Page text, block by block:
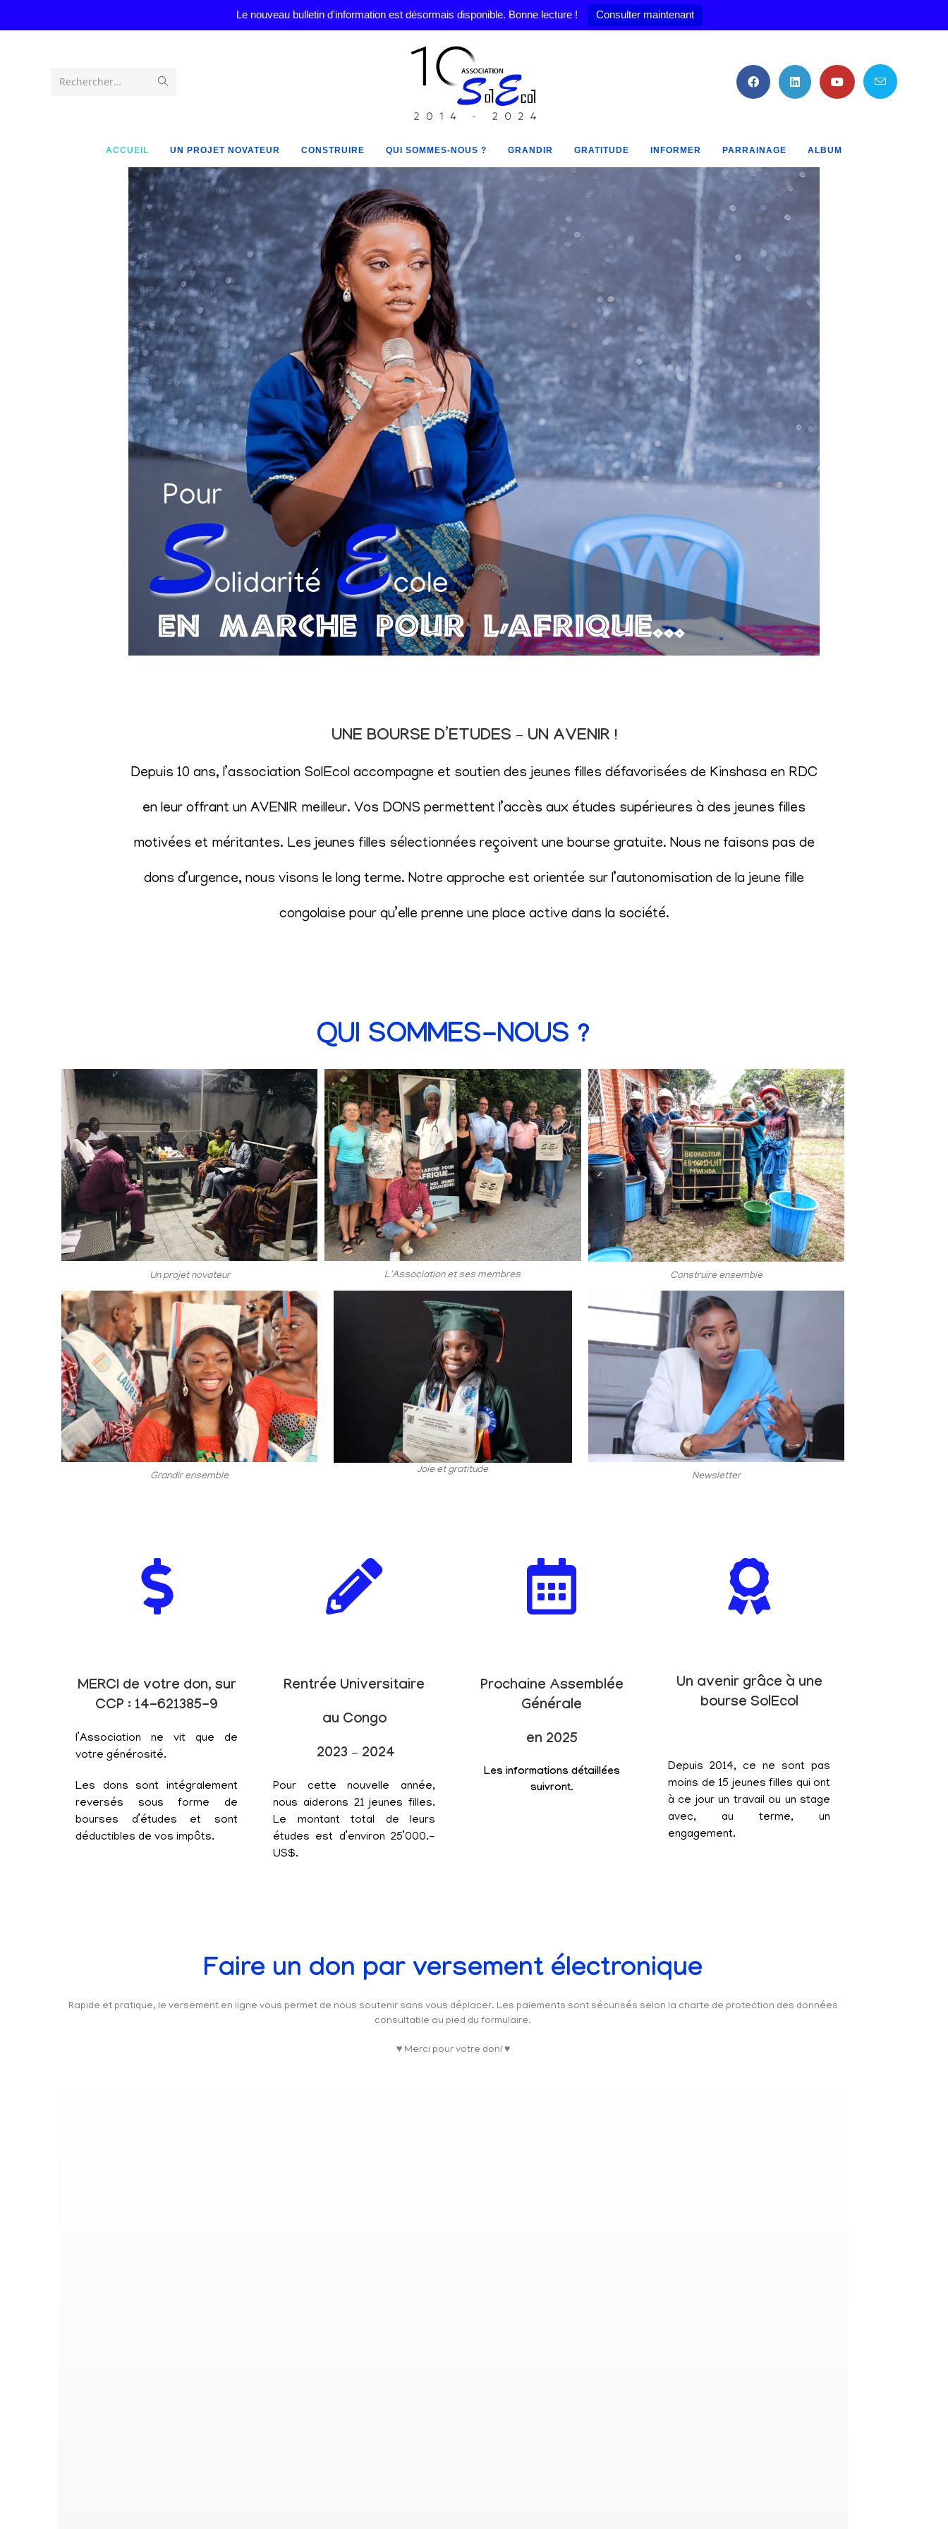
Le nouveau bulletin d'information est désormais disponible. Bonne lecture ! Consulter maintenant
Rechercher…
ACCUEIL UN PROJET NOVATEUR CONSTRUIRE QUI SOMMES-NOUS ? GRANDIR GRATITUDE INFORMER PARRAINAGE ALBUM
UNE BOURSE D’ETUDES – UN AVENIR !
Depuis 10 ans, l’association SolEcol accompagne et soutien des jeunes filles défavorisées de Kinshasa en RDC
en leur offrant un AVENIR meilleur. Vos DONS permettent l’accès aux études supérieures à des jeunes filles
motivées et méritantes. Les jeunes filles sélectionnées reçoivent une bourse gratuite. Nous ne faisons pas de
dons d’urgence, nous visons le long terme. Notre approche est orientée sur l’autonomisation de la jeune fille
congolaise pour qu’elle prenne une place active dans la société.
QUI SOMMES-NOUS ?
Un projet novateur L'Association et ses membres Construire ensemble
Grandir ensemble
Joie et gratitude
Newsletter
MERCI de votre don, sur
CCP : 14-621385-9
l’Association ne vit que de
votre générosité.
Les dons sont intégralement
reversés sous forme de
bourses d’études et sont
déductibles de vos impôts.
Rentrée Universitaire
au Congo
2023 – 2024
Pour cette nouvelle année,
nous aiderons 21 jeunes filles.
Le montant total de leurs
études est d’environ 25’000.-
US$.
Prochaine Assemblée
Générale
en 2025
Les informations détaillées
suivront.
Un avenir grâce à une
bourse SolEcol
Depuis 2014, ce ne sont pas
moins de 15 jeunes filles qui ont
à ce jour un travail ou un stage
avec, au terme, un
engagement.
Faire un don par versement électronique
Rapide et pratique, le versement en ligne vous permet de nous soutenir sans vous déplacer. Les paiements sont sécurisés selon la charte de protection des données
consultable au pied du formulaire.
♥ Merci pour votre don! ♥